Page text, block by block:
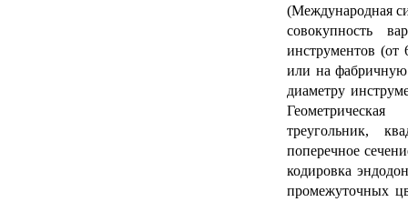
(Международная
совокупность
инструментов (от
или на фабричную
диаметру
треугольник,
поперечное
кодировка
промежуточных